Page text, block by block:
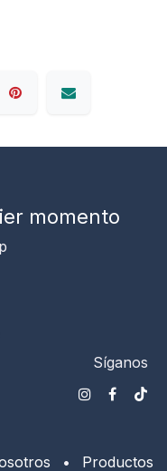
momento
Síganos
• Productos